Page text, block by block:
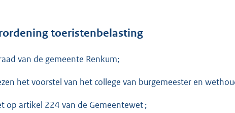
o
toeristenbelasting
van de gemeente Renkum;
het voorstel van het college van burgemeester en
op artikel 224 van de Gemeentewet ;